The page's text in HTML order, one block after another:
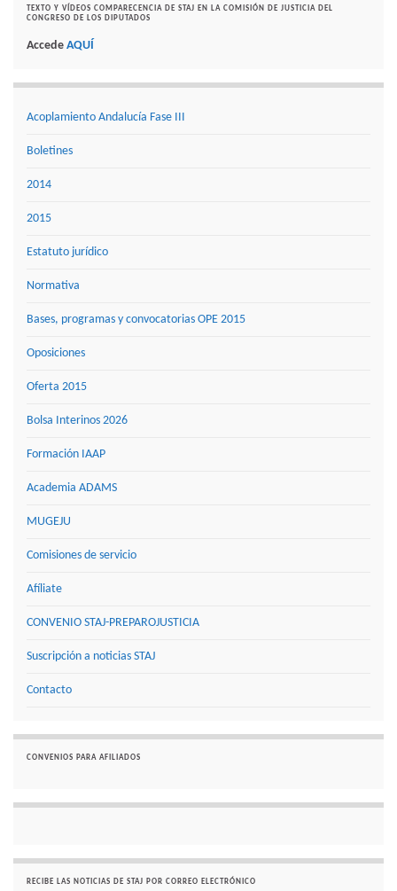
TEXTO Y VÍDEOS COMPARECENCIA DE STAJ EN LA COMISIÓN DE JUSTICIA DEL
CONGRESO DE LOS DIPUTADOS
Accede AQUÍ
Acoplamiento Andalucía Fase III
Boletines
2014
2015
Estatuto jurídico
Normativa
Bases, programas y convocatorias OPE 2015
Oposiciones
Oferta 2015
Bolsa Interinos 2026
Formación IAAP
Academia ADAMS
MUGEJU
Comisiones de servicio
Afíliate
CONVENIO STAJ-PREPAROJUSTICIA
Suscripción a noticias STAJ
Contacto
CONVENIOS PARA AFILIADOS
RECIBE LAS NOTICIAS DE STAJ POR CORREO ELECTRÓNICO